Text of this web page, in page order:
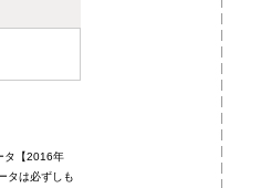
タ【2016年
タは必ずしも